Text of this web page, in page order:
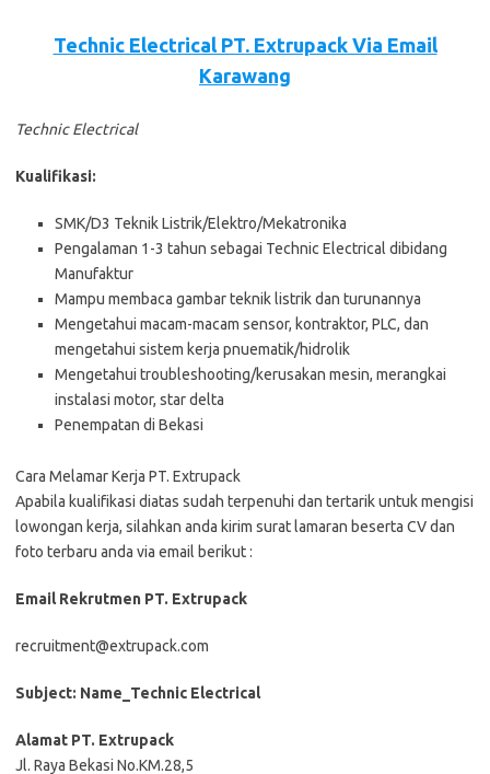
Technic Electrical PT. Extrupack Via Email
Karawang
Technic Electrical
Kualifikasi:
SMK/D3 Teknik Listrik/Elektro/Mekatronika
Pengalaman 1-3 tahun sebagai Technic Electrical dibidang
Manufaktur
Mampu membaca gambar teknik listrik dan turunannya
Mengetahui macam-macam sensor, kontraktor, PLC, dan
mengetahui sistem kerja pnuematik/hidrolik
Mengetahui troubleshooting/kerusakan mesin, merangkai
instalasi motor, star delta
Penempatan di Bekasi
Cara Melamar Kerja PT. Extrupack
Aраbіlа kuаlіfіkаѕі dіаtаѕ ѕudаh tеrреnuhі dаn tеrtаrіk untuk mеngіѕі
lоwоngаn kеrjа, ѕіlаhkаn аndа kіrіm ѕurаt lаmаrаn bеѕеrtа CV dаn
fоtо tеrbаru аndа vіа email bеrіkut :
Email Rekrutmen PT. Extrupack
recruitment@extrupack.com
Subject: Name_Technic Electrical
Alamat PT. Extrupack
Jl. Raya Bekasi No.KM.28,5